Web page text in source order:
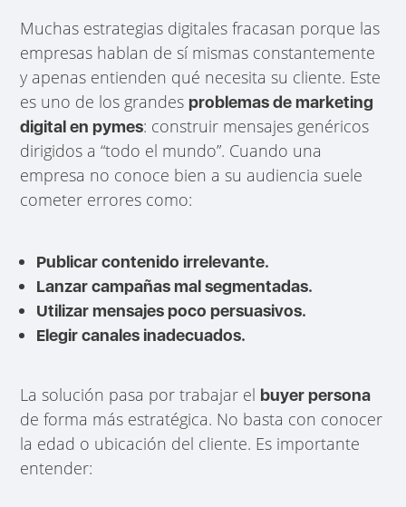
Muchas estrategias digitales fracasan porque las
empresas hablan de sí mismas constantemente
y apenas entienden qué necesita su cliente. Este
es uno de los grandesproblemas de marketing
digital en pymes: construir mensajes genéricos
dirigidos a “todo el mundo”. Cuando una
empresa no conoce bien a su audiencia suele
cometer errores como:
Publicar contenido irrelevante.
Lanzar campañas mal segmentadas.
Utilizar mensajes poco persuasivos.
Elegir canales inadecuados.
La solución pasa por trabajar el buyer persona
de forma más estratégica. No basta con conocer
la edad o ubicación del cliente. Es importante
entender: